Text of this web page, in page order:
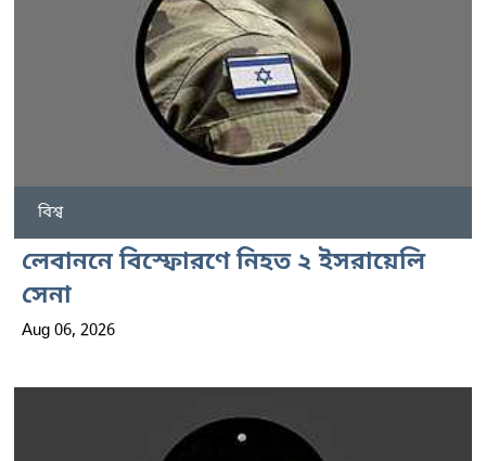
বিশ্ব
লেবাননে বিস্ফোরণে নিহত ২ ইসরায়েলি
সেনা
Aug 06, 2026